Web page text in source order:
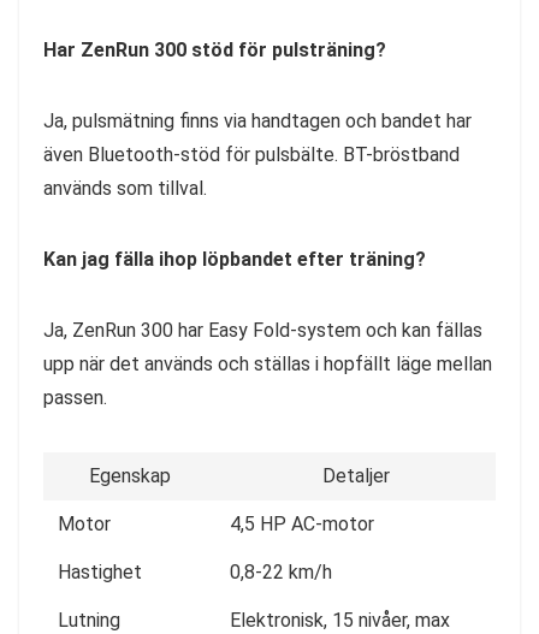
Har ZenRun 300 stöd för pulsträning?
Ja, pulsmätning finns via handtagen och bandet har
även Bluetooth-stöd för pulsbälte. BT-bröstband
används som tillval.
Kan jag fälla ihop löpbandet efter träning?
Ja, ZenRun 300 har Easy Fold-system och kan fällas
upp när det används och ställas i hopfällt läge mellan
passen.
Egenskap Detaljer
Motor 4,5 HP AC-motor
Hastighet 0,8-22 km/h
Lutning Elektronisk, 15 nivåer, max